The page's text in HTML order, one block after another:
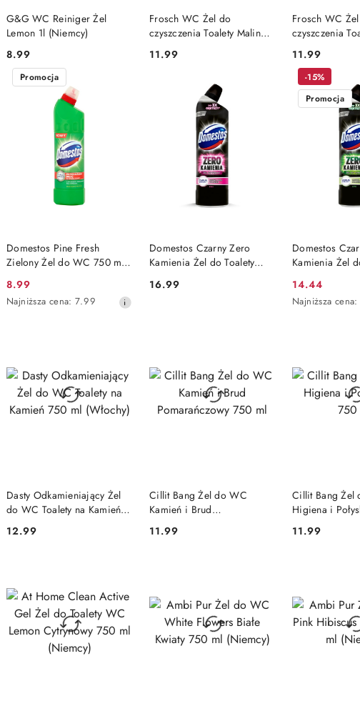
G&G WC Reiniger Żel
Lemon 1l (Niemcy)
Cena:
8.99
DO KOSZYKA
Frosch WC Żel do
czyszczenia Toalety Malina
Cena:
11.99
DO KOSZYKA
Frosch WC
czyszczenia
Cena:
11.99
DO
Domestos Pine Fresh
Zielony Żel do WC 750 ml
Cena
promocyjna:
8.99
Najniższa
przed
obniżką
Najniższa cena: 7.99
Promocja
DO KOSZYKA
Domestos Czarny Zero
Kamienia Żel do Toalety
Cena:
16.99
DO KOSZYKA
Domestos
Kamienia Żel
Cena
promocyjna:
14.44
Najniższa
przed
obniżką
Najniższa cena:
-15%
Promocja
DO
Dasty Odkamieniający Żel
do WC Toalety na Kamień
Cena:
12.99
DO KOSZYKA
Cillit Bang Żel do WC
Kamień i Brud
Cena:
11.99
DO KOSZYKA
Cillit Bang Żel
Higiena i
Cena:
11.99
DO